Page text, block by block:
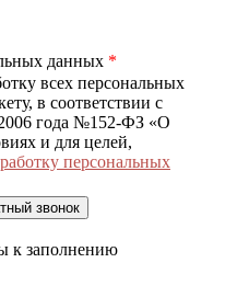
данных *
всех персональных
в соответствии с
года №152-ФЗ «О
и для целей,
персональных
к заполнению